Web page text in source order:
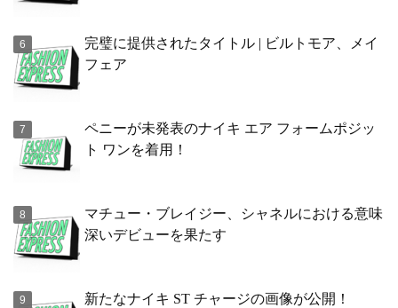
完璧に提供されたタイトル | ビルトモア、メイ
フェア
ペニーが未発表のナイキ エア フォームポジッ
ト ワンを着用！
マチュー・ブレイジー、シャネルにおける意味
深いデビューを果たす
新たなナイキ ST チャージの画像が公開！